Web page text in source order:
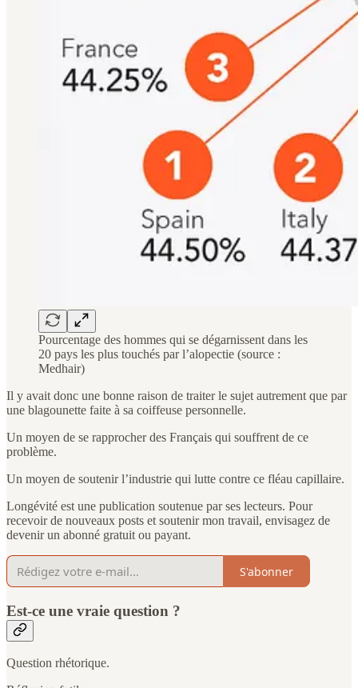
Pourcentage des hommes qui se dégarnissent dans les
20 pays les plus touchés par l’alopectie (source :
Medhair)
Il y avait donc une bonne raison de traiter le sujet autrement que par
une blagounette faite à sa coiffeuse personnelle.
Un moyen de se rapprocher des Français qui souffrent de ce
problème.
Un moyen de soutenir l’industrie qui lutte contre ce fléau capillaire.
Longévité est une publication soutenue par ses lecteurs. Pour
recevoir de nouveaux posts et soutenir mon travail, envisagez de
devenir un abonné gratuit ou payant.
S'abonner
Est-ce une vraie question ?
Question rhétorique.